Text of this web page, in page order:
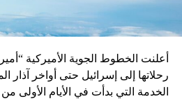
أعلنت الخطوط الجوية الأميركية
رحلاتها إلى إسرائيل حتى أواخر آذار
الخدمة التي بدأت في الأيام الأولى